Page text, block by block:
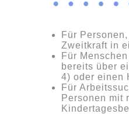
Für
Zweitkraft in
Für
bereits über
4) oder einen
Für
Personen mit